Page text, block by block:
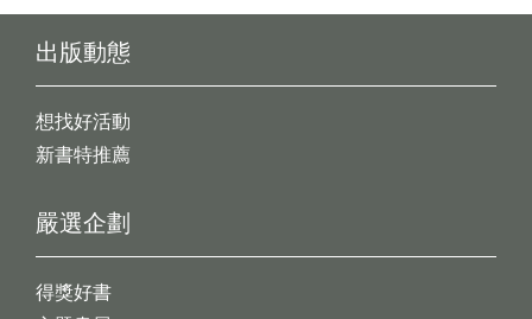
出版動態
想找好活動
新書特推薦
嚴選企劃
得獎好書